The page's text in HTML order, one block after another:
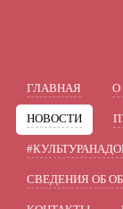
Интервал:
Разрядка:
Гарнитура:
ГЛАВНАЯ О
НОВОСТИ
СВЕДЕНИЯ ОБ